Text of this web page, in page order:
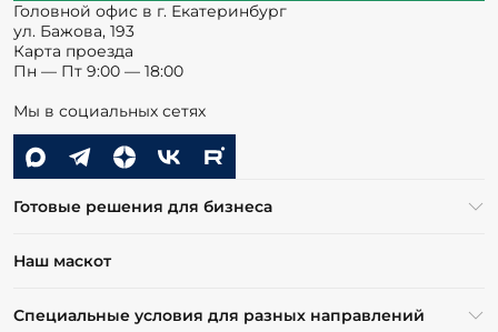
Головной офис в г. Екатеринбург
ул. Бажова, 193
Карта проезда
Пн — Пт 9:00 — 18:00
Мы в социальных сетях
Готовые решения для бизнеса
Наш маскот
Специальные условия для разных направлений